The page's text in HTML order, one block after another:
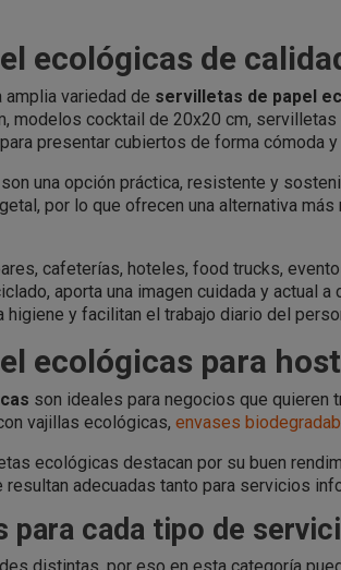
ecológicas de
amplia variedad de servilletas de papel
modelos cocktail de 20x20 cm,
presentar cubiertos de forma cómoda
son una opción práctica, resistente y
por lo que ofrecen una alternativa
cafeterías, hoteles, food trucks,
aporta una imagen cuidada y actual
higiene y facilitan el trabajo diario del
ecológicas para
son ideales para negocios que quieren
vajillas ecológicas, envases
ecológicas destacan por su buen
resultan adecuadas tanto para servicios
cada tipo de